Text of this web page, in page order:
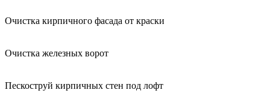
Очистка кирпичного фасада от краски
Очистка железных ворот
Пескоструй кирпичных стен под лофт